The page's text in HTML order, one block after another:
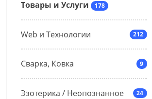
Товары и Услуги 178
Web и Технологии 212
Сварка, Ковка 9
Эзотерика / Неопознанное 24